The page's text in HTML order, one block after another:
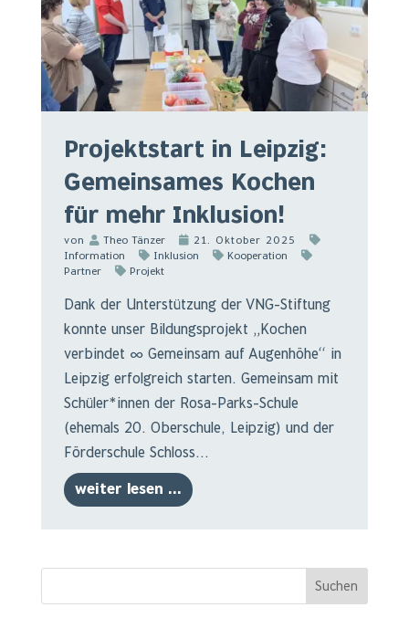
Projektstart in Leipzig:
Gemeinsames Kochen
für mehr Inklusion!
von Theo Tänzer
21. Oktober 2025
Information
Inklusion
Kooperation
Partner
Projekt
Dank der Unterstützung der VNG-Stiftung
konnte unser Bildungsprojekt „Kochen
verbindet ∞ Gemeinsam auf Augenhöhe“ in
Leipzig erfolgreich starten. Gemeinsam mit
Schüler*innen der Rosa-Parks-Schule
(ehemals 20. Oberschule, Leipzig) und der
Förderschule Schloss...
weiter lesen ...